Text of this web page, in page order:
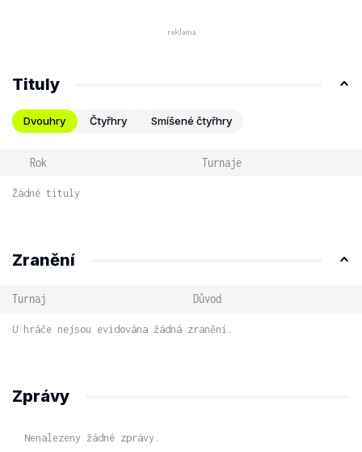
Tituly
Dvouhry Čtyřhry Smíšené čtyřhry
Rok Turnaje
Žádné tituly
Zranění
Turnaj Důvod
U hráče nejsou evidována žádná zranění.
Zprávy
Nenalezeny žádné zprávy.